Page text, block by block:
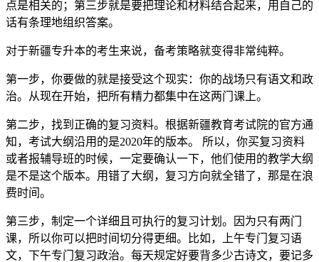
点是相关的；第三步就是要把理论和材料结合起来，用自己的
话有条理地组织答案。
对于新疆专升本的考生来说，备考策略就变得非常纯粹。
第一步，你要做的就是接受这个现实：你的战场只有语文和政
治。从现在开始，把所有精力都集中在这两门课上。
第二步，找到正确的复习资料。根据新疆教育考试院的官方通
知，考试大纲沿用的是2020年的版本。 所以，你买复习资料
或者报辅导班的时候，一定要确认一下，他们使用的教学大纲
是不是这个版本。用错了大纲，复习方向就全错了，那是在浪
费时间。
第三步，制定一个详细且可执行的复习计划。因为只有两门
课，所以你可以把时间切分得更细。比如，上午专门复习语
文，下午专门复习政治。每天规定好要背多少古诗文，要记多